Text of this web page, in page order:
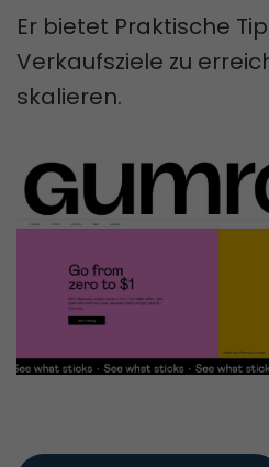
Er bietet Praktische
Verkaufsziele zu
skalieren.